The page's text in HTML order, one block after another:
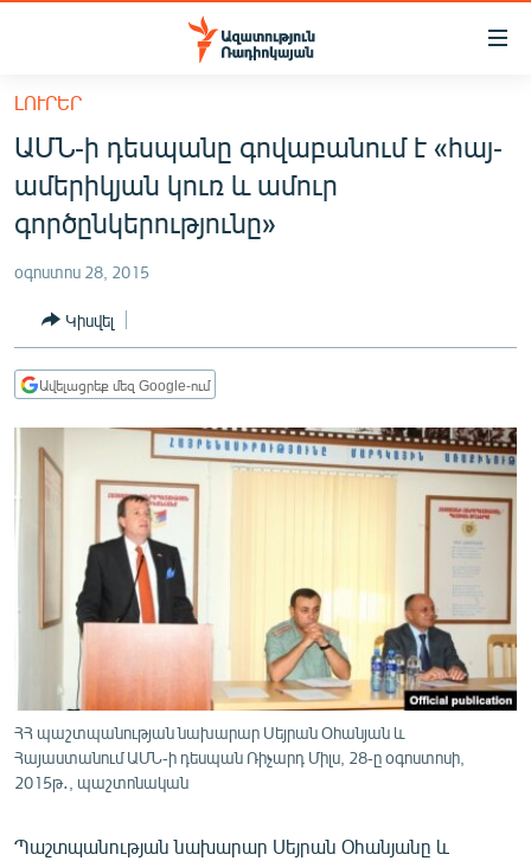
Մատչելիության
հիմնական
բովանդակությանը
Անցնել
հիմնական
մենյուին
ՀԱՅԱՍՏԱՆ
ՔԱՂԱՔԱԿԱՆ
ՀԱՍԱՐԱԿՈՒԹՅՈՒՆ
ՏՆՏԵՍՈՒԹՅՈՒՆ
ՂԱՐԱԲԱՂ
ՊԱՏԵՐԱԶՄԻ 6 ՇԱԲԱԹՆԵՐԸ
ՏԱՐԱԾԱՇՐՋԱՆ
ՄԻՋԱԶԳԱՅԻՆ
ՄՇԱԿՈՒՅԹ
ՍՊՈՐՏ
ՄԵԿՆԱԲԱՆՈՒԹՅՈՒՆ
ԿՈՐՈՆԱՎԻՐՈՒՍ
ՏԵՍԱՆՅՈՒԹԵՐ
ԼՈՒՐԵՐ
ԱՄՆ-ի դեսպանը գովաբանում է «հայ-
ամերիկյան կուռ և ամուր
գործընկերությունը»
օգոստոս 28, 2015
Կիսվել
Ավելացրեք մեզ Google-ում
ՀՀ պաշտպանության նախարար Սեյրան Օհանյան և
Հայաստանում ԱՄՆ-ի դեսպան Ռիչարդ Միլս, 28-ը օգոստոսի,
2015թ․, պաշտոնական
Պաշտպանության նախարար Սեյրան Օհանյանը և